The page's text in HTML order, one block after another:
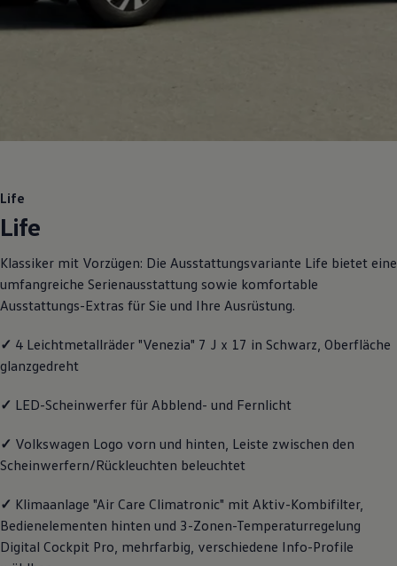
Motorenöl und Flüssigkeiten
Räder und Reifen
Transport
Updates für Software, Karten und Radio
Über Ihr Auto
Vorgängermodelle
Warn- und Kontrollleuchten
Live Beratung
Magazin
Transport
Familie
Pannen- und Unfallhilfe
Volkswagen Kundenbetreuung
Life
Life
Klassiker mit Vorzügen: Die Ausstattungsvariante Life bietet eine
umfangreiche Serienausstattung sowie komfortable
Ausstattungs-Extras für Sie und Ihre Ausrüstung.
✓ 4 Leichtmetallräder "Venezia" 7 J x 17 in Schwarz, Oberfläche
glanzgedreht
✓ LED-Scheinwerfer für Abblend- und Fernlicht
✓ Volkswagen Logo vorn und hinten, Leiste zwischen den
Scheinwerfern/Rückleuchten beleuchtet
✓ Klimaanlage "Air Care Climatronic" mit Aktiv-Kombifilter,
Bedienelementen hinten und 3-Zonen-Temperaturregelung
Digital Cockpit Pro, mehrfarbig, verschiedene Info-Profile